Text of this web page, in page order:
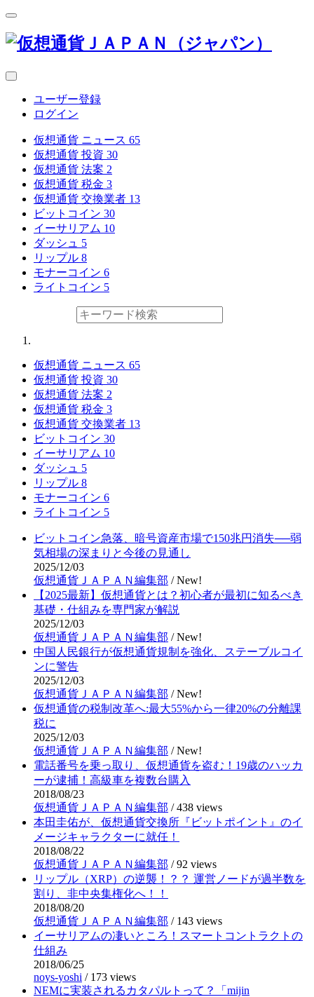
ユーザー登録
ログイン
仮想通貨 ニュース 65
仮想通貨 投資 30
仮想通貨 法案 2
仮想通貨 税金 3
仮想通貨 交換業者 13
ビットコイン 30
イーサリアム 10
ダッシュ 5
リップル 8
モナーコイン 6
ライトコイン 5
仮想通貨 ニュース 65
仮想通貨 投資 30
仮想通貨 法案 2
仮想通貨 税金 3
仮想通貨 交換業者 13
ビットコイン 30
イーサリアム 10
ダッシュ 5
リップル 8
モナーコイン 6
ライトコイン 5
ビットコイン急落、暗号資産市場で150兆円消失──弱
気相場の深まりと今後の見通し
2025/12/03
仮想通貨ＪＡＰＡＮ編集部 /New!
【2025最新】仮想通貨とは？初心者が最初に知るべき
基礎・仕組みを専門家が解説
2025/12/03
仮想通貨ＪＡＰＡＮ編集部 /New!
中国人民銀行が仮想通貨規制を強化、ステーブルコイ
ンに警告
2025/12/03
仮想通貨ＪＡＰＡＮ編集部 /New!
仮想通貨の税制改革へ:最大55%から一律20%の分離課
税に
2025/12/03
仮想通貨ＪＡＰＡＮ編集部 /New!
電話番号を乗っ取り、仮想通貨を盗む！19歳のハッカ
ーが逮捕！高級車を複数台購入
2018/08/23
仮想通貨ＪＡＰＡＮ編集部 /438 views
本田圭佑が、仮想通貨交換所『ビットポイント』のイ
メージキャラクターに就任！
2018/08/22
仮想通貨ＪＡＰＡＮ編集部 /92 views
リップル（XRP）の逆襲！？？ 運営ノードが過半数を
割り、非中央集権化へ！！
2018/08/20
仮想通貨ＪＡＰＡＮ編集部 / 143 views
イーサリアムの凄いところ！スマートコントラクトの
仕組み
2018/06/25
noys-yoshi / 173 views
NEMに実装されるカタパルトって？「mijin